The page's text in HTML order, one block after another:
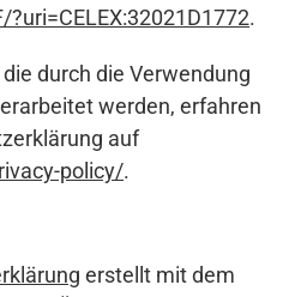
.
durch die Verwendung
werden, erfahren
auf
policy/.
erstellt mit dem